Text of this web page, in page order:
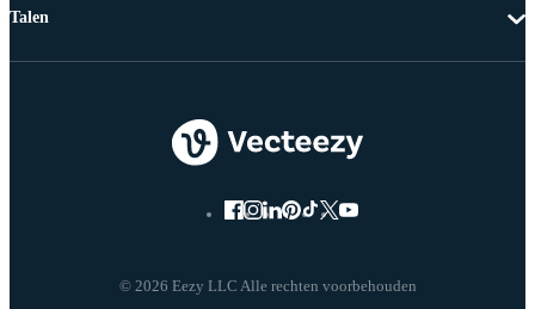
© 2026 Eezy LLC Alle rechten voorbehouden
Talen